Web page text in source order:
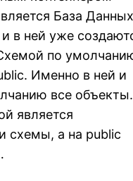
База
в ней уже
по
Именно в ней и
все объекты.
является
схемы, а на public